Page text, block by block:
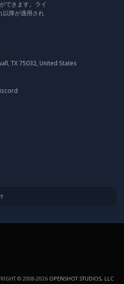
できます。ライ
以降が適用され
TX 75032, United States
© 2008-2026 OPENSHOT STUDIOS, LLC